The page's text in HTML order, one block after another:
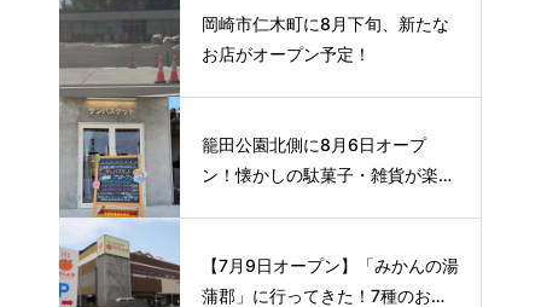
岡崎市仁木町に8月下旬、新たな
お店がオープン予定！
籠田公園北側に8月6日オープ
ン！懐かしの駄菓子・雑貨が楽し
【7月9日オープン】「みかんの湯
蒲郡」に行ってきた！7種のお風